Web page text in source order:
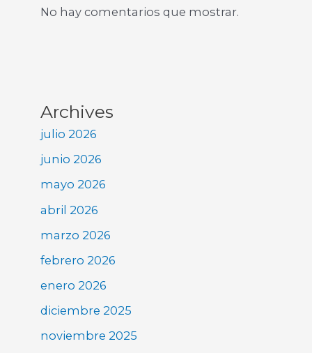
No hay comentarios que mostrar.
Archives
julio 2026
junio 2026
mayo 2026
abril 2026
marzo 2026
febrero 2026
enero 2026
diciembre 2025
noviembre 2025